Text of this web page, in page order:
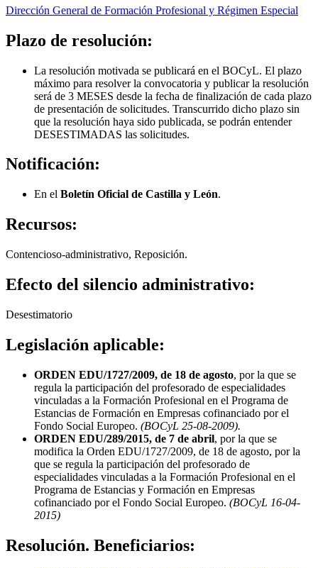
Dirección General de Formación Profesional y Régimen Especial
Plazo de resolución:
La resolución motivada se publicará en el BOCyL. El plazo
máximo para resolver la convocatoria y publicar la resolución
será de 3 MESES desde la fecha de finalización de cada plazo
de presentación de solicitudes. Transcurrido dicho plazo sin
que la resolución haya sido publicada, se podrán entender
DESESTIMADAS las solicitudes.
Notificación:
En el Boletín Oficial de Castilla y León.
Recursos:
Contencioso-administrativo, Reposición.
Efecto del silencio administrativo:
Desestimatorio
Legislación aplicable:
ORDEN EDU/1727/2009, de 18 de agosto, por la que se
regula la participación del profesorado de especialidades
vinculadas a la Formación Profesional en el Programa de
Estancias de Formación en Empresas cofinanciado por el
Fondo Social Europeo. (BOCyL 25-08-2009).
ORDEN EDU/289/2015, de 7 de abril, por la que se
modifica la Orden EDU/1727/2009, de 18 de agosto, por la
que se regula la participación del profesorado de
especialidades vinculadas a la Formación Profesional en el
Programa de Estancias y Formación en Empresas
cofinanciado por el Fondo Social Europeo. (BOCyL 16-04-
2015)
Resolución. Beneficiarios: